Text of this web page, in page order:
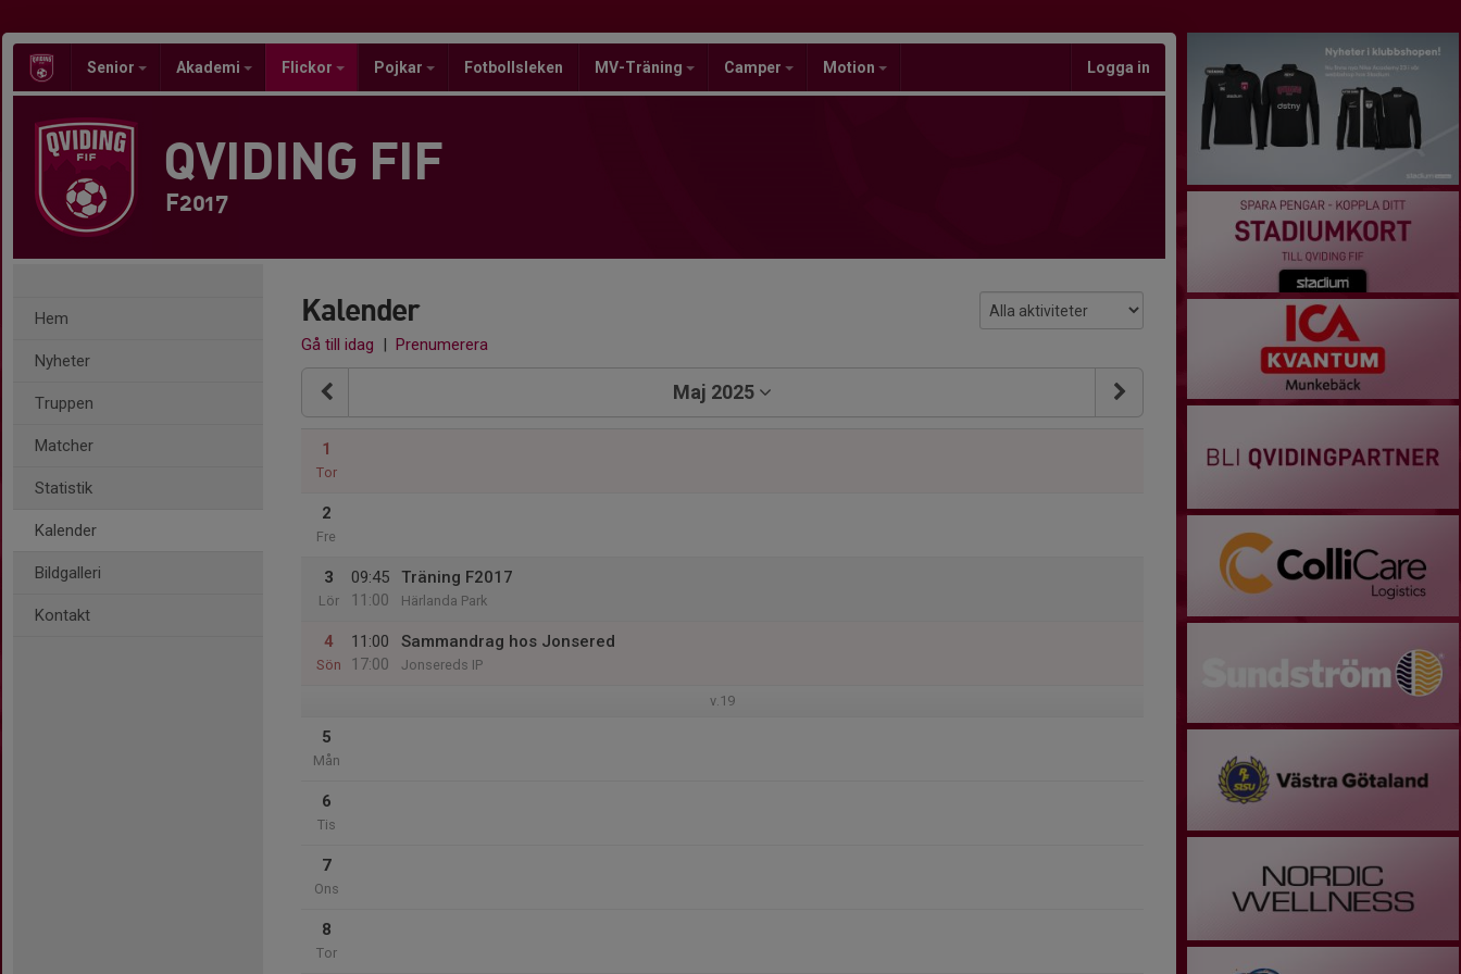
Senior Akademi Flickor Pojkar Fotbollsleken MV-Träning Camper Motion Logga in
QVIDING FIF
F2017
Hem
Nyheter
Truppen
Matcher
Statistik
Kalender
Bildgalleri
Kontakt
Kalender
Gå till idag | Prenumerera
Maj 2025
1
Tor
2
Fre
3
Lör
09:45
11:00
Träning F2017
Härlanda Park
4
Sön
11:00
17:00
Sammandrag hos Jonsered
Jonsereds IP
v.19
5
Mån
6
Tis
7
Ons
8
Tor